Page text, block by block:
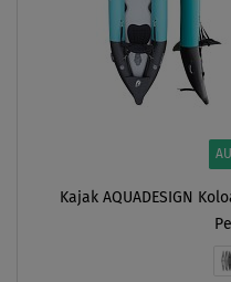
Kajak AQUADESIGN